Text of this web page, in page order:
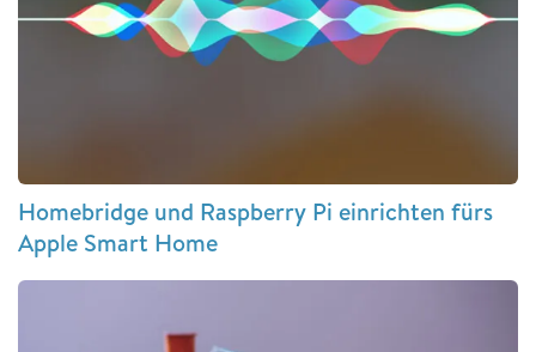
Homebridge und Raspberry Pi einrichten fürs
Apple Smart Home